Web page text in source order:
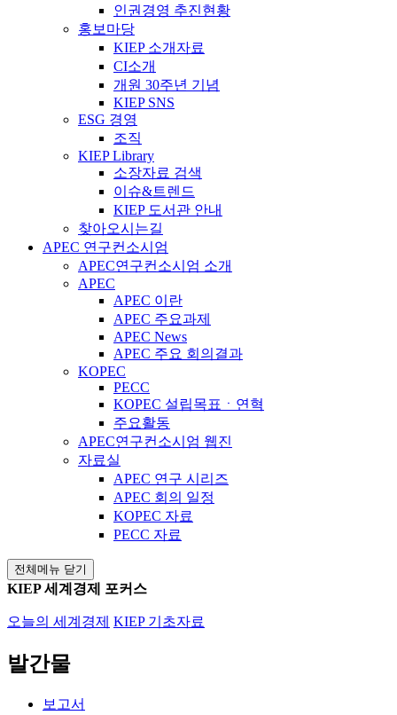
인권경영 추진현황
홍보마당
KIEP 소개자료
CI소개
개원 30주년 기념
KIEP SNS
ESG 경영
조직
KIEP Library
소장자료 검색
이슈&트렌드
KIEP 도서관 안내
찾아오시는길
APEC 연구컨소시엄
APEC연구컨소시엄 소개
APEC
APEC 이란
APEC 주요과제
APEC News
APEC 주요 회의결과
KOPEC
PECC
KOPEC 설립목표ㆍ연혁
주요활동
APEC연구컨소시엄 웹진
자료실
APEC 연구 시리즈
APEC 회의 일정
KOPEC 자료
PECC 자료
전체메뉴 닫기
KIEP 세계경제 포커스
오늘의 세계경제 KIEP 기초자료
발간물
보고서